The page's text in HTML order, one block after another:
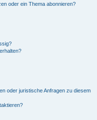
oder ein Thema abonnieren?
oder juristische Anfragen zu diesem